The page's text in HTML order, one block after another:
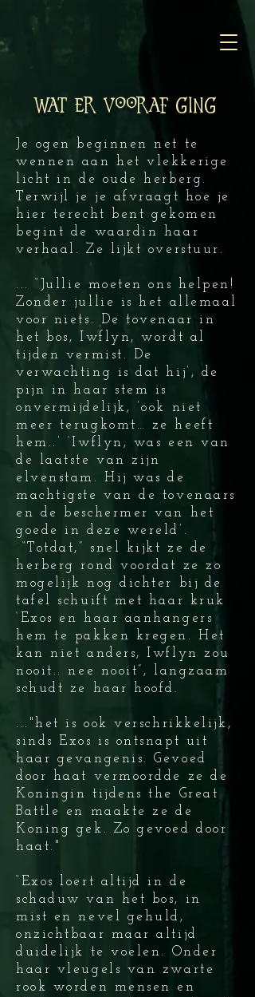
Wat er vooraf ging
Je ogen beginnen net te
wennen aan het vlekkerige
licht in de oude herberg.
Terwijl je je afvraagt hoe je
hier terecht bent gekomen
begint de waardin haar
verhaal. Ze lijkt overstuur.
... “Jullie moeten ons helpen!
Zonder jullie is het allemaal
voor niets. De tovenaar in
het bos, Iwflyn, wordt al
tijden vermist. De
verwachting is dat hij’, de
pijn in haar stem is
onvermijdelijk, ’ook niet
meer terugkomt… ze heeft
hem..’ ‘Iwflyn, was een van
de laatste van zijn
elvenstam. Hij was de
machtigste van de tovenaars
en de beschermer van het
goede in deze wereld’.
“Totdat,” snel kijkt ze de
herberg rond voordat ze zo
mogelijk nog dichter bij de
tafel schuift met haar kruk
‘Exos en haar aanhangers
hem te pakken kregen. Het
kan niet anders, Iwflyn zou
nooit.. nee nooit”, langzaam
schudt ze haar hoofd.
..."het is ook verschrikkelijk,
sinds Exos is ontsnapt uit
haar gevangenis. Gevoed
door haat vermoordde ze de
Koningin tijdens the Great
Battle en maakte ze de
Koning gek. Zo gevoed door
haat."
“Exos loert altijd in de
schaduw van het bos, in
mist en nevel gehuld,
onzichtbaar maar altijd
duidelijk te voelen. Onder
haar vleugels van zwarte
rook worden mensen en